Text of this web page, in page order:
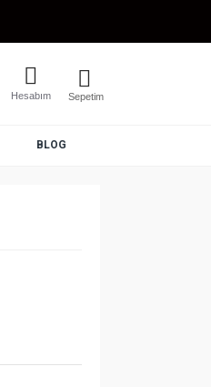
Hesabım Sepetim
BLOG